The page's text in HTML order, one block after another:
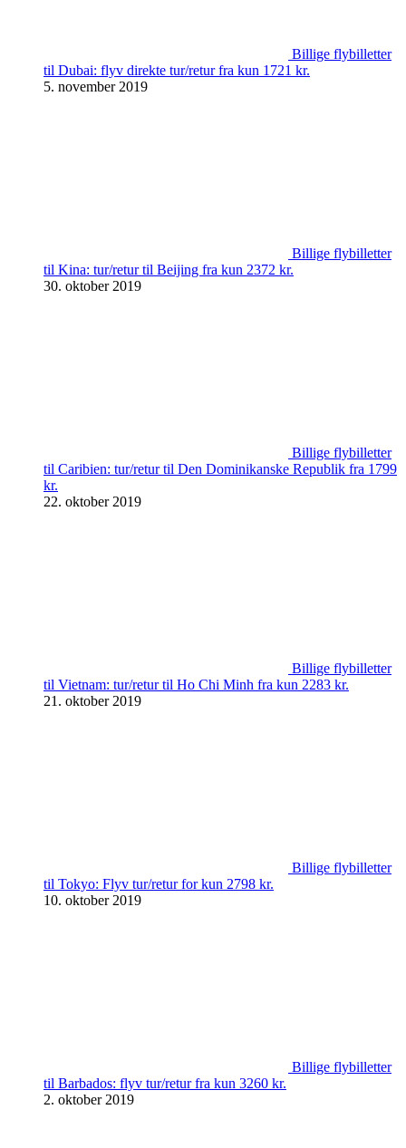
Billige flybilletter
til Dubai: flyv direkte tur/retur fra kun 1721 kr.
5. november 2019
Billige flybilletter
til Kina: tur/retur til Beijing fra kun 2372 kr.
30. oktober 2019
Billige flybilletter
til Caribien: tur/retur til Den Dominikanske Republik fra 1799
kr.
22. oktober 2019
Billige flybilletter
til Vietnam: tur/retur til Ho Chi Minh fra kun 2283 kr.
21. oktober 2019
Billige flybilletter
til Tokyo: Flyv tur/retur for kun 2798 kr.
10. oktober 2019
Billige flybilletter
til Barbados: flyv tur/retur fra kun 3260 kr.
2. oktober 2019